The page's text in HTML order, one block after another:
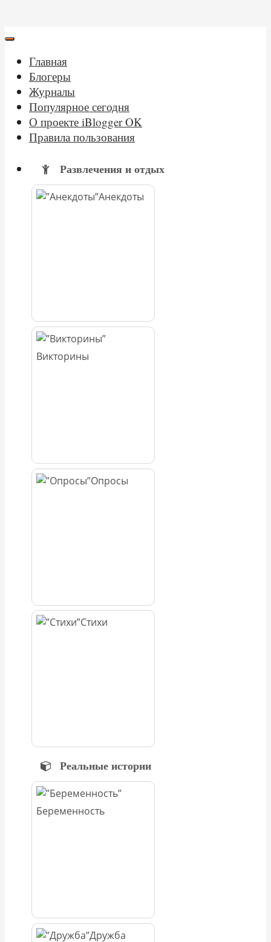
Главная
Блогеры
Журналы
Популярное сегодня
О проекте iBlogger OK
Правила пользования
Развлечения и отдых
Анекдоты
Викторины
Опросы
Стихи
Реальные истории
Беременность
Дружба